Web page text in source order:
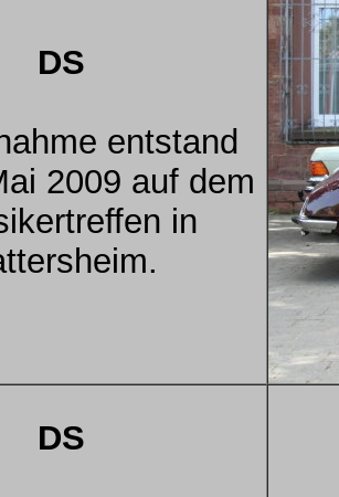
DS
entstand
2009 auf dem
in
DS